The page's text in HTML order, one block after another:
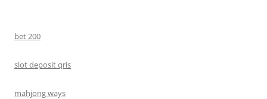
bet 200
slot deposit qris
mahjong ways